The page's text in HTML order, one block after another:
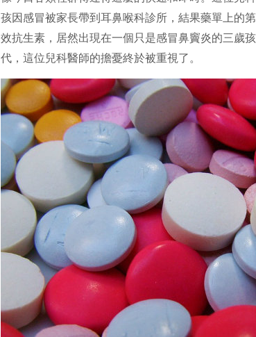
孩因感冒被家長帶到耳鼻喉科診所，結果藥單上的
效抗生素，居然出現在一個只是感冒鼻竇炎的三歲
代，這位兒科醫師的擔憂終於被重視了。